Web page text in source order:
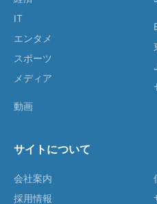
IT
エンタメ
スポーツ
メディア
動画
サイトについて
会社案内
採用情報